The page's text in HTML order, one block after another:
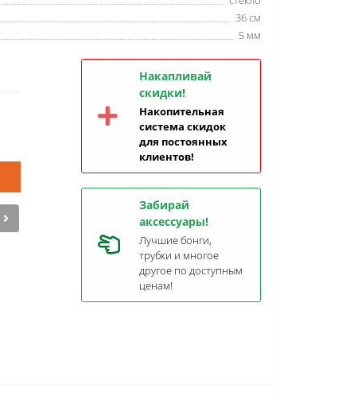
36 см
5 мм
Накапливай
скидки!
Накопительная
система скидок
для постоянных
клиентов!
Забирай
аксессуары!
Лучшие бонги,
трубки и многое
другое по доступным
ценам!